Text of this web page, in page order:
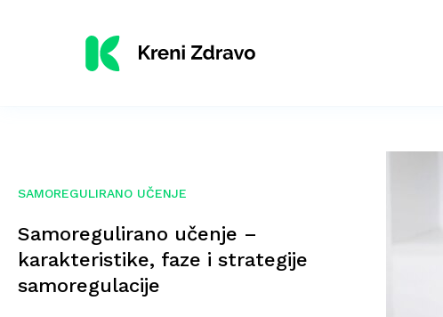
SAMOREGULIRANO UČENJE
Samoregulirano učenje –
karakteristike, faze i strategije
samoregulacije